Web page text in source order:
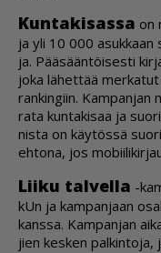
Kun­ta­ki­sas­sa on
ja yli 10 000
ja. Pää­sään­töi­ses­ti
joka lä­het­tää
ran­kin­giin.
ra­ta kun­ta­ki­saa ja
nis­ta on käy­tös­sä
eh­to­na, jos
Lii­ku tal­vel­la -
kUn ja kam­pan­jaan
kans­sa. Kam­pan­jan
jien kes­ken